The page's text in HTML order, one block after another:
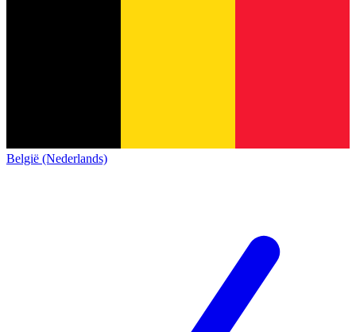
België (Nederlands)